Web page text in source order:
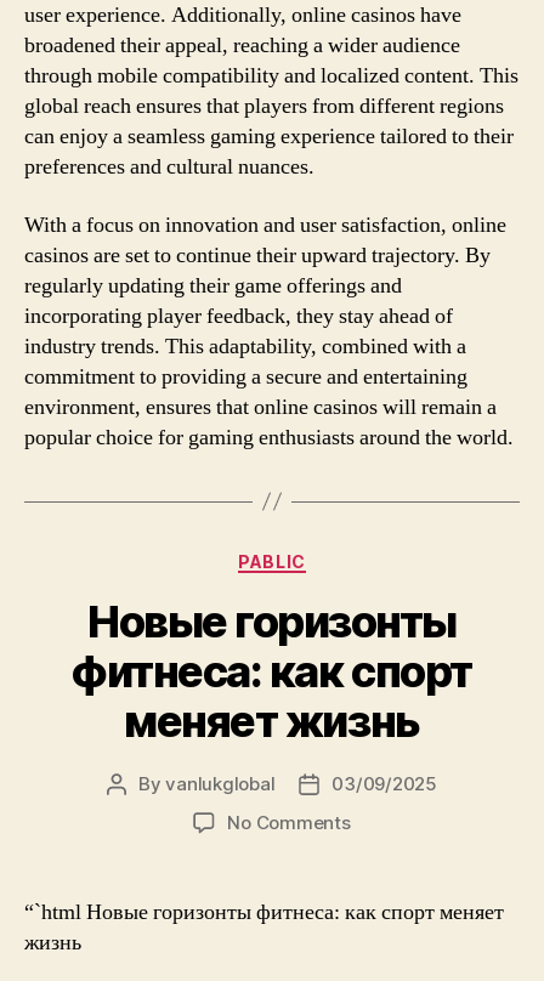
user experience. Additionally, online casinos have
broadened their appeal, reaching a wider audience
through mobile compatibility and localized content. This
global reach ensures that players from different regions
can enjoy a seamless gaming experience tailored to their
preferences and cultural nuances.
With a focus on innovation and user satisfaction, online
casinos are set to continue their upward trajectory. By
regularly updating their game offerings and
incorporating player feedback, they stay ahead of
industry trends. This adaptability, combined with a
commitment to providing a secure and entertaining
environment, ensures that online casinos will remain a
popular choice for gaming enthusiasts around the world.
Categories
PABLIC
Новые горизонты
фитнеса: как спорт
меняет жизнь
PostByvanlukglobal
Post
date
03/09/2025
No Commentson
“`html Новые горизонты фитнеса: как спорт меняет
жизнь